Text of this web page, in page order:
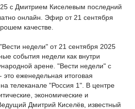
с Дмитрием Киселевым последний
онлайн. Эфир от 21 сентября
качестве.
недели" от 21 сентября 2025
события недели как внутри
арене. "Вести недели" с
еженедельная итоговая
телеканале "Россия 1". В центре
экономические и
Дмитрий Киселёв, известный